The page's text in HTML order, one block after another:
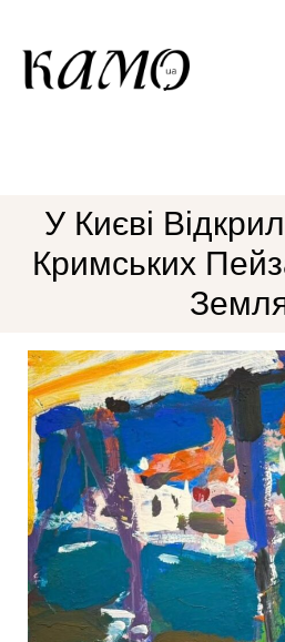
У Києві
Кримських